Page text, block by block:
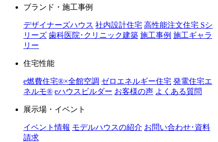
ブランド・施工事例
デザイナーズハウス 社内設計住宅 高性能注文住宅 Sシ
リーズ 歯科医院･クリニック建築 施工事例 施工ギャラ
リー
住宅性能
e燃費住宅®︎×全館空調 ゼロエネルギー住宅 発電住宅エ
ネルモ®︎ eハウスビルダー お客様の声 よくある質問
展示場・イベント
イベント情報 モデルハウスの紹介 お問い合わせ･資料
請求